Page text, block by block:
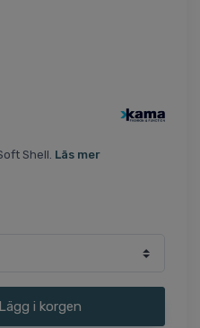
Shell. Läs mer
Lägg i korgen